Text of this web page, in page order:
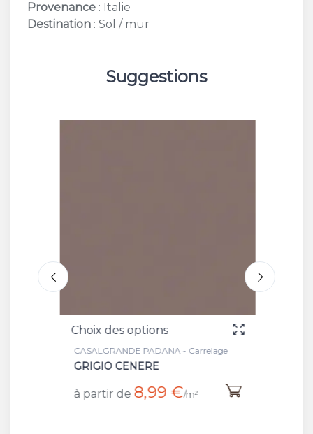
Provenance : Italie
Destination : Sol / mur
Suggestions
Choix des options
CASALGRANDE PADANA - Carrelage
GRIGIO CENERE
à partir de 8,99 €/m²